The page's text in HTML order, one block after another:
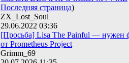
Последняя страница)
ZX_Lost_Soul
29.06.2022 03:36
[Просьба] Lisa The Painful — нужен
от Prometheus Project
Grimm_69